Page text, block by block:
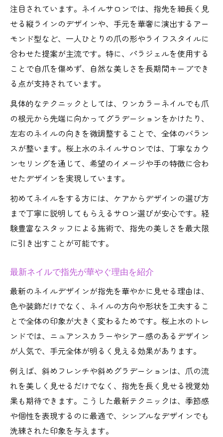
注目されています。ネイルサロンでは、指先を細長く見
せる縦ラインのデザインや、手元を華奢に演出するアー
モンド型など、一人ひとりの爪の形やライフスタイルに
合わせた提案が主流です。特に、パラジェルを使用する
ことで自爪を傷めず、自然な美しさを長期間キープでき
る点が支持されています。
具体的なテクニックとしては、ワンカラーネイルでも爪
の根元から先端に向かってグラデーションをかけたり、
左右のネイルの向きを微調整することで、全体のバラン
スが整います。桜上水のネイルサロンでは、丁寧なカウ
ンセリングを通じて、希望のイメージや手の特徴に合わ
せたデザインを実現しています。
初めてネイルをする方には、ケアからデザインの選び方
まで丁寧に説明してもらえるサロン選びが安心です。経
験豊富なスタッフによる施術で、指先の美しさを最大限
に引き出すことが可能です。
最新ネイルで指先が華やぐ理由を紹介
最新のネイルデザインが指先を華やかに見せる理由は、
色や装飾だけでなく、ネイルの方向や形状を工夫するこ
とで全体の印象が大きく変わるためです。桜上水のトレ
ンドでは、ニュアンスカラーやシアー感のあるデザイン
が人気で、手元全体が明るく見える効果があります。
例えば、斜めフレンチや斜めグラデーションは、爪の流
れを美しく見せるだけでなく、指先を長く見せる視覚効
果も期待できます。こうした最新テクニックは、季節感
や個性を表現するのに最適で、シンプルなデザインでも
洗練された印象を与えます。